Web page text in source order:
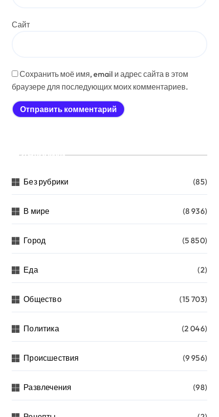
Сайт
Сохранить моё имя, email и адрес сайта в этом
браузере для последующих моих комментариев.
Рубрики
Без рубрики (85)
В мире (8 936)
Город (5 850)
Еда (2)
Общество (15 703)
Политика (2 046)
Происшествия (9 956)
Развлечения (98)